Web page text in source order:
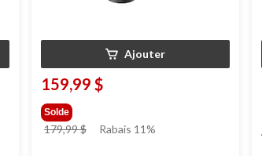
Ajouter
159,99 $
Solde
179,99 $
prixRabais 11%